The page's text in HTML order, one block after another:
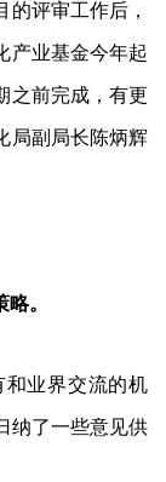
评审工作后，
产业基金今年起
之前完成，有更
局副局长陈炳辉
。
业界交流的机
纳了一些意见供